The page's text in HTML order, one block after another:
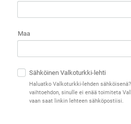
Maa
Sähköinen Valkoturkki-lehti
Haluatko Valkoturkki-lehden
vaihtoehdon, sinulle ei enää toimiteta
vaan saat linkin lehteen sähköpostiisi.